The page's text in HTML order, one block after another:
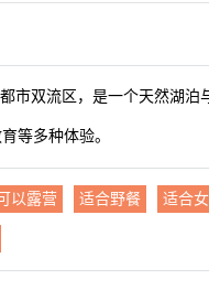
市双流区，是一个天然湖泊
等多种体验。
以露营 适合野餐 适合